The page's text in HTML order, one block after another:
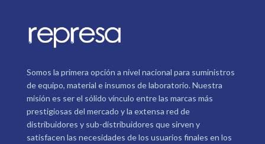
Somos la primera opción a nivel nacional para suministros
de equipo, material e insumos de laboratorio. Nuestra
misión es ser el sólido vínculo entre las marcas más
prestigiosas del mercado y la extensa red de
distribuidores y sub-distribuidores que sirven y
satisfacen las necesidades de los usuarios finales en los